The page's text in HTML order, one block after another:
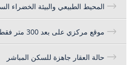
المحيط الطبيعي والبيئة الخضراء
موقع مركزي على بعد 300 متر فقط من الشاطئ
حالة العقار جاهزة للسكن المباشر